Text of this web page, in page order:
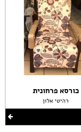
כורסא פרחונית
רהיטי אלון